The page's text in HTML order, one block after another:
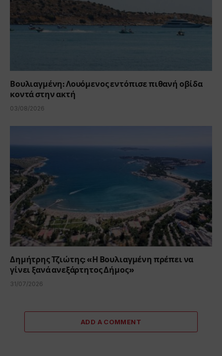
Βουλιαγμένη: Λουόμενος εντόπισε πιθανή οβίδα
κοντά στην ακτή
03/08/2026
Δημήτρης Τζιώτης: «Η Βουλιαγμένη πρέπει να
γίνει ξανά ανεξάρτητος Δήμος»
31/07/2026
ADD A COMMENT